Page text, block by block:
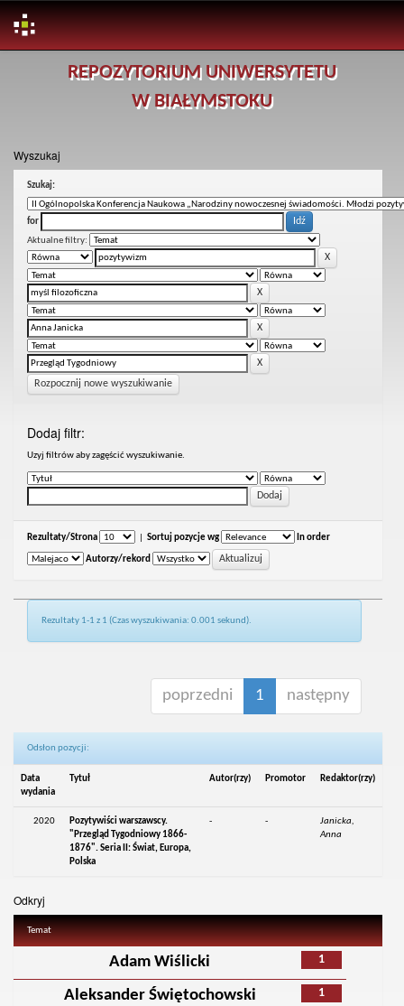
REPOZYTORIUM UNIWERSYTETU
W BIAŁYMSTOKU
Wyszukaj
Szukaj:
for
Aktualne filtry:
Rozpocznij nowe wyszukiwanie
Dodaj filtr:
Uzyj filtrów aby zagęścić wyszukiwanie.
Rezultaty/Strona Sortuj pozycje wg In order
Autorzy/rekord
Rezultaty 1-1 z 1 (Czas wyszukiwania: 0.001 sekund).
poprzedni 1 następny
Odsłon pozycji:
Data
wydania
Tytuł Autor(rzy) Promotor Redaktor(rzy)
2020
Pozytywiści warszawscy.
"Przegląd Tygodniowy 1866-
1876". Seria II: Świat, Europa,
Polska
- -
Janicka,
Anna
Odkryj
Temat
1
Adam Wiślicki
1
Aleksander Świętochowski